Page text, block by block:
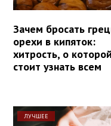
Зачем бросать
орехи в кипяток:
хитрость, о которой
стоит узнать всем
ЛУЧШЕЕ